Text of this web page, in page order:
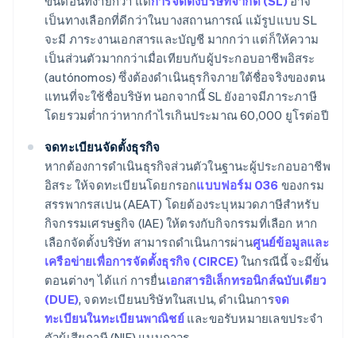
เป็นทางเลือกที่ดีกว่าในบางสถานการณ์ แม้รูปแบบ SL
จะมี ภาระงานเอกสารและบัญชี มากกว่า แต่ก็ให้ความ
เป็นส่วนตัวมากกว่าเมื่อเทียบกับผู้ประกอบอาชีพอิสระ
(autónomos) ซึ่งต้องดำเนินธุรกิจภายใต้ชื่อจริงของตน
แทนที่จะใช้ชื่อบริษัท นอกจากนี้ SL ยังอาจมีภาระภาษี
โดยรวมต่ำกว่าหากกำไรเกินประมาณ 60,000 ยูโรต่อปี
จดทะเบียนจัดตั้งธุรกิจ
หากต้องการดำเนินธุรกิจส่วนตัวในฐานะผู้ประกอบอาชีพ
อิสระ ให้จดทะเบียนโดยกรอกแบบฟอร์ม 036 ของกรม
สรรพากรสเปน (AEAT) โดยต้องระบุหมวดภาษีสำหรับ
กิจกรรมเศรษฐกิจ (IAE) ให้ตรงกับกิจกรรมที่เลือก หาก
เลือกจัดตั้งบริษัท สามารถดำเนินการผ่านศูนย์ข้อมูลและ
เครือข่ายเพื่อการจัดตั้งธุรกิจ (CIRCE)ในกรณีนี้ จะมีขั้น
ตอนต่างๆ ได้แก่ การยื่นเอกสารอิเล็กทรอนิกส์ฉบับเดียว
(DUE), จดทะเบียนบริษัทในสเปน, ดำเนินการจด
ทะเบียนในทะเบียนพาณิชย์และขอรับหมายเลขประจำ